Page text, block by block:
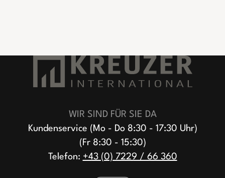
WIR SIND FÜR SIE DA
Kundenservice (Mo - Do 8:30 - 17:30 Uhr)
(Fr 8:30 - 15:30)
Telefon: +43 (0) 7229 / 66 360